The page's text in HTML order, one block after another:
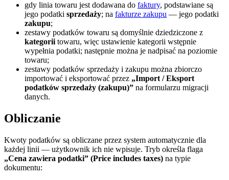
gdy linia towaru jest dodawana do faktury, podstawiane są
jego podatki sprzedaży; na fakturze zakupu — jego podatki
zakupu;
zestawy podatków towaru są domyślnie dziedziczone z
kategoriitowaru, więc ustawienie kategorii wstępnie
wypełnia podatki; następnie można je nadpisać na poziomie
towaru;
zestawy podatków sprzedaży i zakupu można zbiorczo
importować i eksportować przez „Import / Eksport
podatków sprzedaży (zakupu)” na formularzu migracji
danych.
Obliczanie
Kwoty podatków są obliczane przez system automatycznie dla
każdej linii — użytkownik ich nie wpisuje. Tryb określa flaga
„Cena zawiera podatki” (Price includes taxes) na typie
dokumentu: